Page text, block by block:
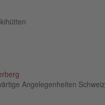
Angelegenheiten Schweiz